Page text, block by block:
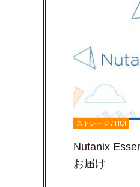
ストレージ / HCI
Nutanix
お届け